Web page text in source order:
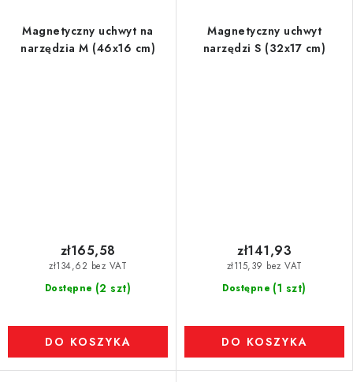
Magnetyczny uchwyt na
narzędzia M (46x16 cm)
Dostępne (2 szt)
zł134,62 bez VAT
zł165,58
DO KOSZYKA
Magnetyczny uchwyt
narzędzi S (32x17 cm)
Dostępne (1 szt)
zł115,39 bez VAT
zł141,93
DO KOSZYKA